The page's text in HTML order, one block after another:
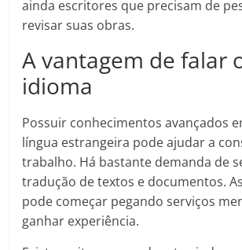
ainda escritores que precisam de
revisar suas obras.
A vantagem de falar
idioma
Possuir conhecimentos avançados
língua estrangeira pode ajudar a
trabalho. Há bastante demanda de
tradução de textos e documentos.
pode começar pegando serviços
ganhar experiência.